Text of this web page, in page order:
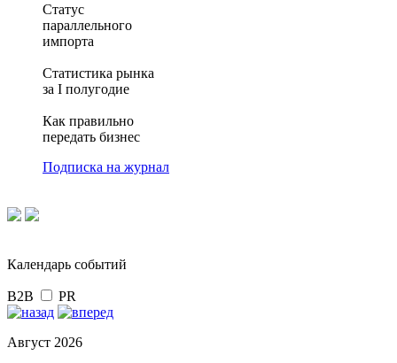
Статус
параллельного
импорта
Статистика рынка
за I полугодие
Как правильно
передать бизнес
Подписка на журнал
Календарь событий
B2B PR
Август 2026